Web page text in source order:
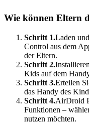
Wie können Eltern
Schritt 1.Laden
Control aus dem
der Eltern.
Schritt 2.
Kids auf dem
Schritt 3.Erteilen
das Handy des
Schritt 4.AirDroid
Funktionen –
nutzen möchten.